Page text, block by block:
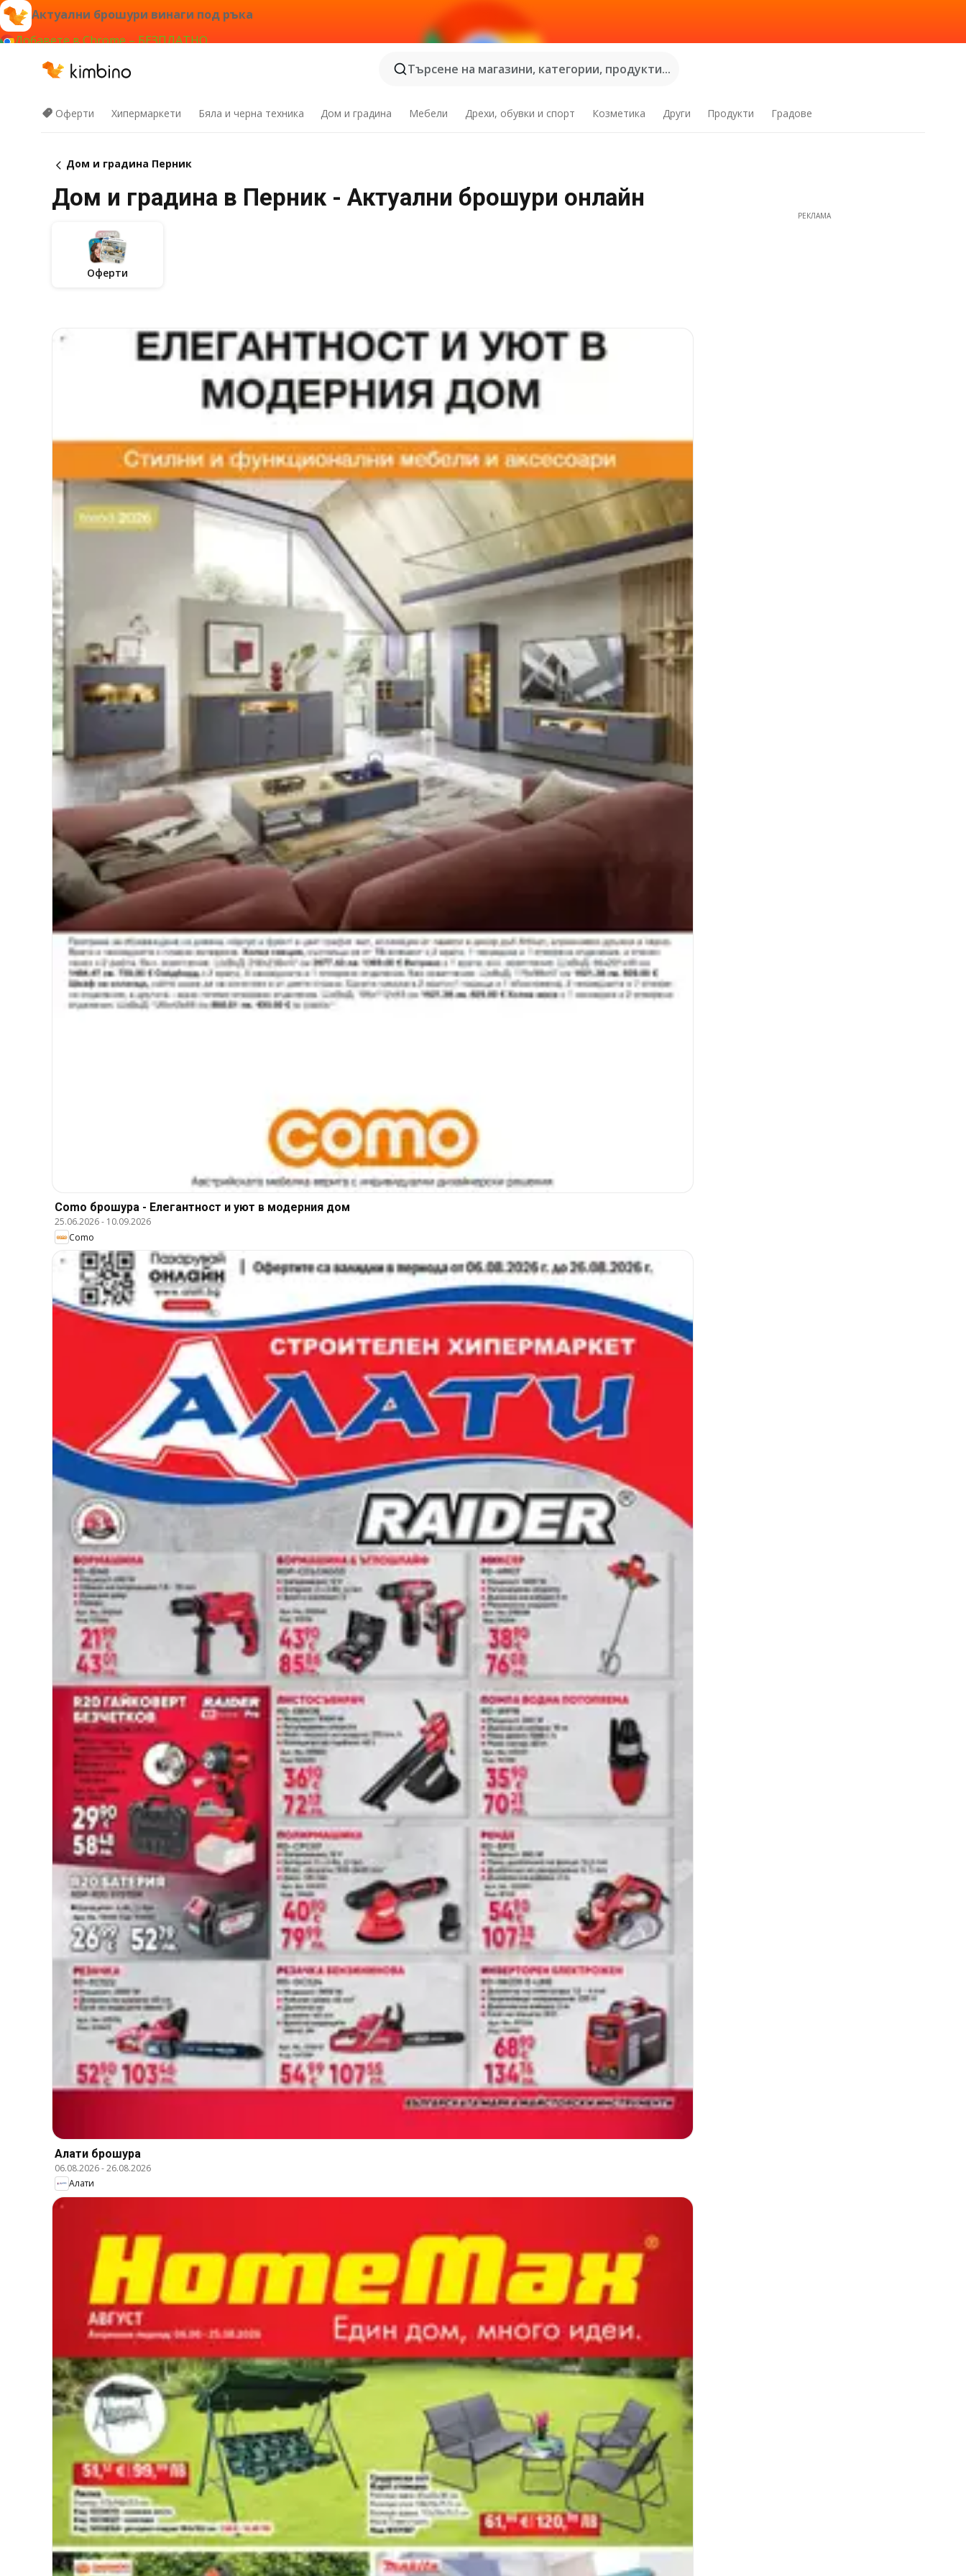
Актуални брошури винаги под ръка
Добавете в Chrome – БЕЗПЛАТНО
Търсене на магазини, категории, продукти...
Оферти Хипермаркети Бяла и черна техника Дом и градина Мебели Дрехи, обувки и спорт Козметика Други Продукти Градове
Дом и градина Перник
Дом и градина в Перник - Актуални брошури онлайн
Оферти
Como брошура - Елегантност и уют в модерния дом
25.06.2026- 10.09.2026
Como
Алати брошура
06.08.2026-26.08.2026
Алати
РЕКЛАМА